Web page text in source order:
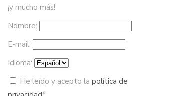
¡y mucho más!
Nombre:
E-mail:
Idioma:
He leído y acepto la política de